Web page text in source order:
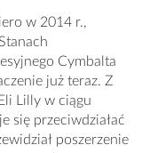
w 2014 r.,
Cymbalta
już teraz. Z
Lilly w ciągu
się przeciwdziałać
poszerzenie